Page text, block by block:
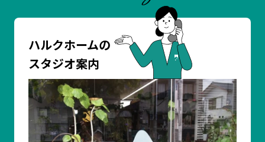
ハルクホームの
スタジオ案内